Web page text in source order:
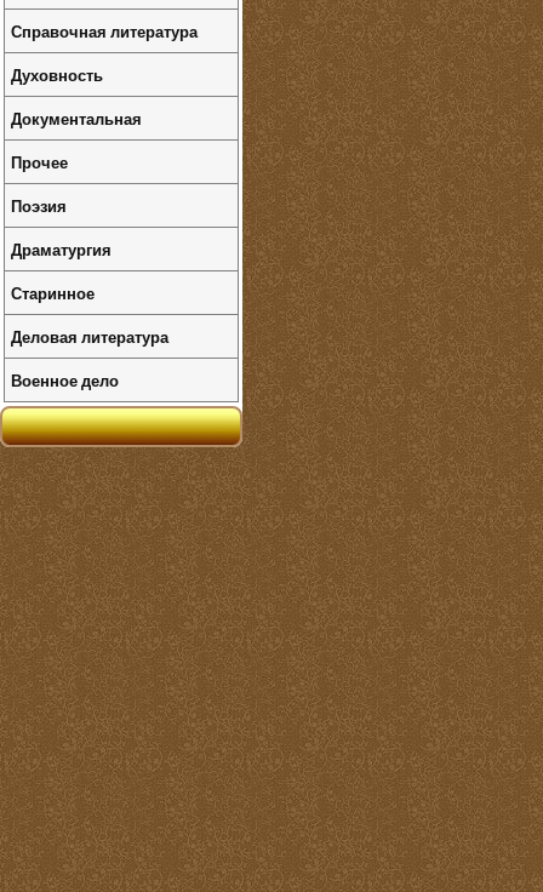
Справочная литература
Духовность
Документальная
Прочее
Поэзия
Драматургия
Старинное
Деловая литература
Военное дело